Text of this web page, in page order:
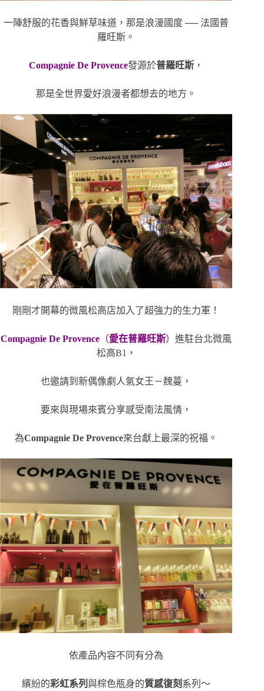
一陣舒服的花香與鮮草味道，那是浪漫國度 ── 法國普
羅旺斯。
Compagnie De Provence發源於普羅旺斯 ，
那是全世界愛好浪漫者都想去的地方。
剛剛才開幕的微風松高店加入了超強力的生力軍！
Compagnie De Provence （愛在普羅旺斯）進駐台北微風
松高B1，
也邀請到新偶像劇人氣女王－魏蔓，
要來與現場來賓分享感受南法風情，
為Compagnie De Provence來台獻上最深的祝福。
依產品內容不同有分為
繽紛的彩虹系列與棕色瓶身的質感復刻 系列～